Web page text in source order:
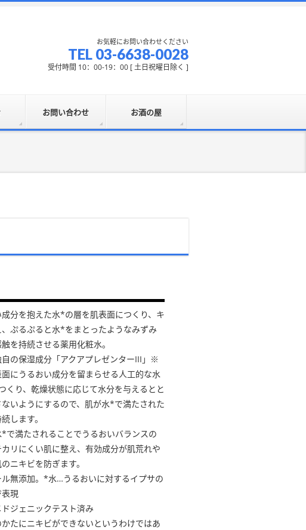
お気軽にお問い合わせください
TEL 03-6638-0028
受付時間 10：00-19：00 [ 土日祝曜日除く ]
お問い合わせ お酒の屋
成分を抱えた水*の層を肌表面につくり、キ
、ぷるぷると水*をまとったようなみずみ
を持続させる薬用化粧水。
自の保湿成分「アクアプレゼンターIII」※
にうるおい成分を留まらせる人工的な水
くり、乾燥状態に応じて水分を与えるとと
いようにするので、肌が水*で満たされた
します。
*で満たされることでうるおいバランスの
リにくい肌に整え、有効成分が肌荒れや
ニキビを防ぎます。
ル無添加。*水…うるおいに対するイプサの
現
ドジェニックテスト済み
たにニキビができないというわけではあ